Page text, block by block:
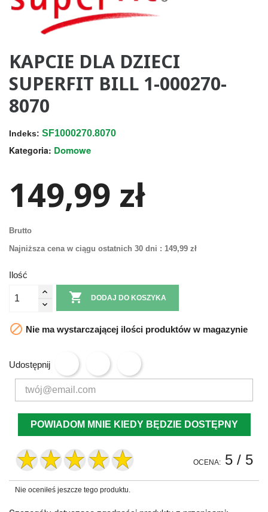
KAPCIE DLA DZIECI
SUPERFIT BILL 1-000270-
8070
Indeks: SF1000270.8070
Kategoria: Domowe
149,99 zł
Brutto
Najniższa cena w ciągu ostatnich 30 dni : 149,99 zł
Ilość
 DODAJ DO KOSZYKA
 Nie ma wystarczającej ilości produktów w magazynie
Udostępnij
POWIADOM MNIE KIEDY BĘDZIE DOSTĘPNY
OCENA: 5 / 5
Nie oceniłeś jeszcze tego produktu.